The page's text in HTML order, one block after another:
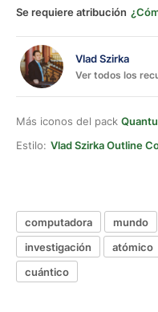
Se requiere atribución
Vlad Szirka
Ver todos los
Más iconos del pack
Estilo: Vlad Szirka Outline
computadora mundo
investigación
atómico
cuántico